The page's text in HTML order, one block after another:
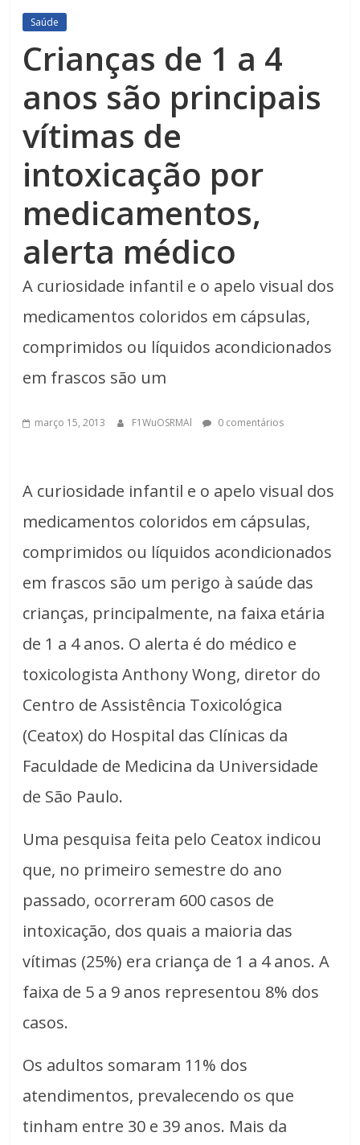
Saúde
Crianças de 1 a 4
anos são principais
vítimas de
intoxicação por
medicamentos,
alerta médico
A curiosidade infantil e o apelo visual dos
medicamentos coloridos em cápsulas,
comprimidos ou líquidos acondicionados
em frascos são um
março 15, 2013 F1WuOSRMAl 0 comentários
A curiosidade infantil e o apelo visual dos
medicamentos coloridos em cápsulas,
comprimidos ou líquidos acondicionados
em frascos são um perigo à saúde das
crianças, principalmente, na faixa etária
de 1 a 4 anos. O alerta é do médico e
toxicologista Anthony Wong, diretor do
Centro de Assistência Toxicológica
(Ceatox) do Hospital das Clínicas da
Faculdade de Medicina da Universidade
de São Paulo.
Uma pesquisa feita pelo Ceatox indicou
que, no primeiro semestre do ano
passado, ocorreram 600 casos de
intoxicação, dos quais a maioria das
vítimas (25%) era criança de 1 a 4 anos. A
faixa de 5 a 9 anos representou 8% dos
casos.
Os adultos somaram 11% dos
atendimentos, prevalecendo os que
tinham entre 30 e 39 anos. Mais da